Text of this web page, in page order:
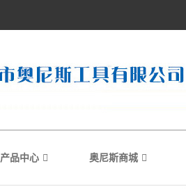
产品中心 奥尼斯商城